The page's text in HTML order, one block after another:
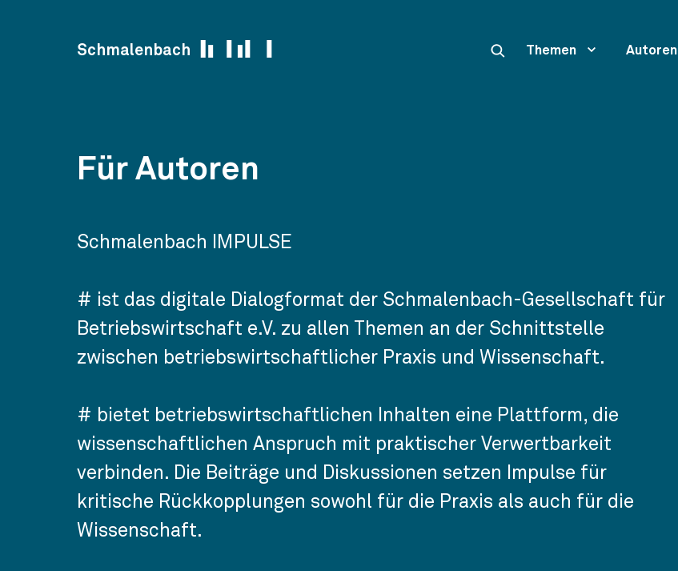
Schmalenbach Themen Autoren
Für Autoren
Schmalenbach IMPULSE
# ist das digitale Dialogformat der Schmalenbach-Gesellschaft für
Betriebswirtschaft e.V. zu allen Themen an der Schnittstelle
zwischen betriebswirtschaftlicher Praxis und Wissenschaft.
# bietet betriebswirtschaftlichen Inhalten eine Plattform, die
wissenschaftlichen Anspruch mit praktischer Verwertbarkeit
verbinden. Die Beiträge und Diskussionen setzen Impulse für
kritische Rückkopplungen sowohl für die Praxis als auch für die
Wissenschaft.